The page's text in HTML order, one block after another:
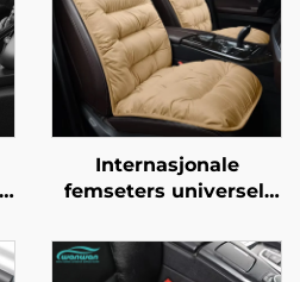
Internasjonale
femseters universell
seterygge vinter 3-
delers sett forreste